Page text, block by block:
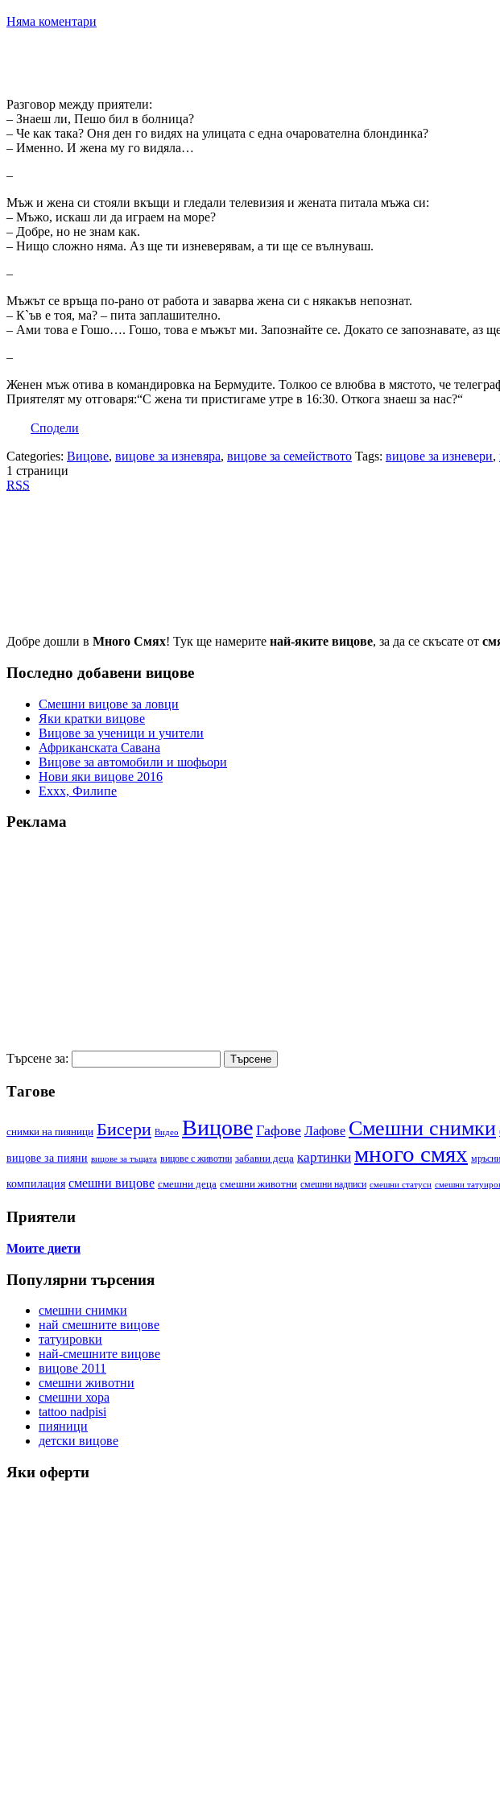
Няма коментари
Разговор между приятели:
– Знаеш ли, Пешо бил в болница?
– Че как така? Оня ден го видях на улицата с една очарователна блондинка?
– Именно. И жена му го видяла…
–
Мъж и жена си стояли вкъщи и гледали телевизия и жената питала мъжа си:
– Мъжо, искаш ли да играем на море?
– Добре, но не знам как.
– Нищо сложно няма. Аз ще ти изневерявам, а ти ще се вълнуваш.
–
Мъжът се връща по-рано от работа и заварва жена си с някакъв непознат.
– К`ъв е тоя, ма? – пита заплашително.
– Ами това е Гошо…. Гошо, това е мъжът ми. Запознайте се. Докато се запознавате, аз
–
Женен мъж отива в командировка на Бермудите. Толкоо се влюбва в мястото, че
Приятелят му отговаря:“С жена ти пристигаме утре в 16:30. Откога знаеш за нас?“
Сподели
Categories: Вицове, вицове за изневяра, вицове за семейството Tags: вицове за изневери,
1 страници
RSS
Добре дошли в Много Смях! Тук ще намерите най-яките вицове, за да се скъсате от
Последно добавени вицове
Смешни вицове за ловци
Яки кратки вицове
Вицове за ученици и учители
Африканската Савана
Вицове за автомобили и шофьори
Нови яки вицове 2016
Еххх, Филипе
Реклама
Търсене за:
Тагове
cнимки на пияници Бисери Видео Вицове Гафове Лафове Смешни снимки
вицове за пияни вицове за тъщата вицове с животни забавни деца картинки много смях
компилация смешни вицове смешни деца смешни животни смешни надписи смешни статуси смешни
Приятели
Моите диети
Популярни търсения
смешни снимки
най смешните вицове
татуировки
най-смешните вицове
вицове 2011
смешни животни
смешни хора
tattoo nadpisi
пияници
детски вицове
Яки оферти